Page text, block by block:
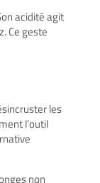
acidité agit
Ce geste
les
l’outil
non